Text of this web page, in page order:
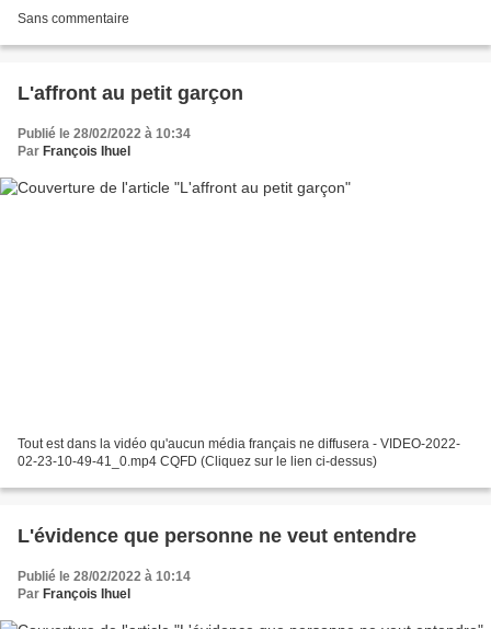
Sans commentaire
L'affront au petit garçon
Publié le 28/02/2022 à 10:34
Par François Ihuel
Tout est dans la vidéo qu'aucun média français ne diffusera - VIDEO-2022-
02-23-10-49-41_0.mp4 CQFD (Cliquez sur le lien ci-dessus)
L'évidence que personne ne veut entendre
Publié le 28/02/2022 à 10:14
Par François Ihuel